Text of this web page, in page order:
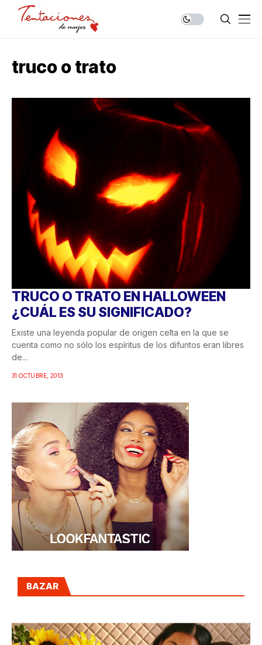
truco o trato
TRUCO O TRATO EN HALLOWEEN
¿CUÁL ES SU SIGNIFICADO?
Existe una leyenda popular de origen celta en la que se
cuenta como no sólo los espíritus de los difuntos eran libres
de...
31 OCTUBRE, 2013
BAZAR